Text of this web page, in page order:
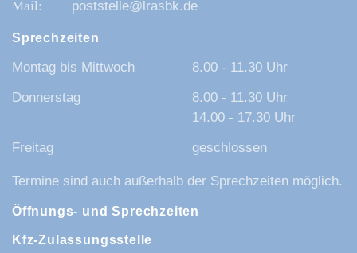
poststelle@lrasbk.de
Sprechzeiten
Montag bis Mittwoch
8.00 - 11.30 Uhr
Donnerstag
8.00 - 11.30 Uhr
14.00 - 17.30 Uhr
Freitag
geschlossen
Termine sind auch außerhalb der Sprechzeiten möglich.
Öffnungs- und Sprechzeiten
Kfz-Zulassungsstelle